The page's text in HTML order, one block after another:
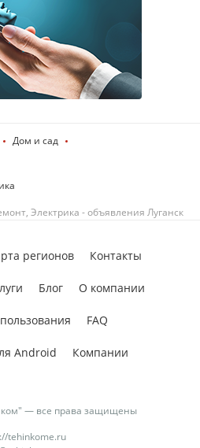
Дом и сад
Электрика - объявления Луганск
— все права защищены
tehinkome.ru
регионов Контакты
Блог О компании
FAQ
Android Компании